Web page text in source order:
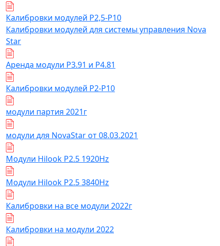
Калибровки модулей Р2,5-Р10
Калибровки модулей для системы управления Nova
Star
Аренда модули Р3.91 и Р4.81
Калибровки модулей Р2-Р10
модули партия 2021г
модули для NovaStar от 08.03.2021
Модули Hilook P2.5 1920Hz
Модули Hilook P2.5 3840Hz
Калибровки на все модули 2022г
Калибровки на модули 2022